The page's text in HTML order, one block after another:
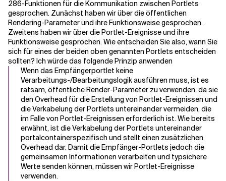
286-Funktionen für die Kommunikation zwischen Portlets
gesprochen. Zunächst haben wir über die öffentlichen
Rendering-Parameter und ihre Funktionsweise gesprochen.
Zweitens haben wir über die Portlet-Ereignisse und ihre
Funktionsweise gesprochen. Wie entscheiden Sie also, wann Sie
sich für eines der beiden oben genannten Portlets entscheiden
sollten? Ich würde das folgende Prinzip anwenden
Wenn das Empfängerportlet keine
Verarbeitungs-/Bearbeitungslogik ausführen muss, ist es
ratsam, öffentliche Render-Parameter zu verwenden, da sie
den Overhead für die Erstellung von Portlet-Ereignissen und
die Verkabelung der Portlets untereinander vermeiden, die
im Falle von Portlet-Ereignissen erforderlich ist. Wie bereits
erwähnt, ist die Verkabelung der Portlets untereinander
portalcontainerspezifisch und stellt einen zusätzlichen
Overhead dar. Damit die Empfänger-Portlets jedoch die
gemeinsamen Informationen verarbeiten und typsichere
Werte senden können, müssen wir Portlet-Ereignisse
verwenden.